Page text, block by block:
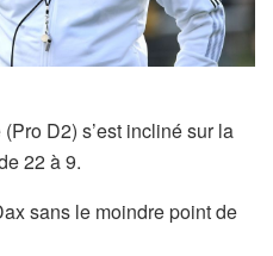
D2) s’est incliné sur la
22 à 9.
sans le moindre point de